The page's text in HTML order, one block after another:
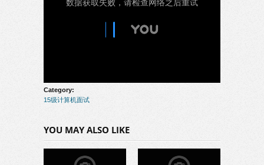
Category:
15级计算机面试
YOU MAY ALSO LIKE